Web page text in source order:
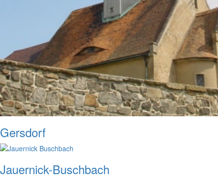
Gersdorf
Jauernick-Buschbach